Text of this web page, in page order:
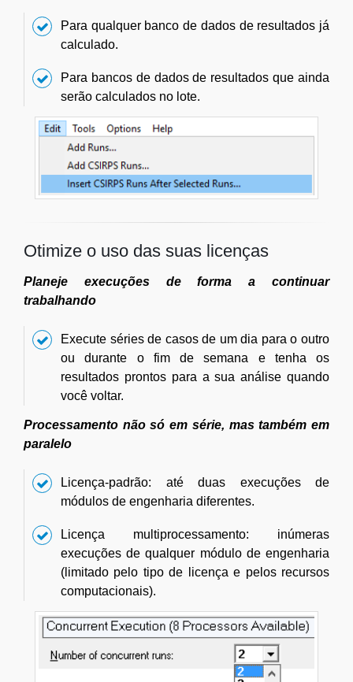
Para qualquer banco de dados de resultados já
calculado.
Para bancos de dados de resultados que ainda
serão calculados no lote.
Otimize o uso das suas licenças
Planeje execuções de forma a continuar
trabalhando
Execute séries de casos de um dia para o outro
ou durante o fim de semana e tenha os
resultados prontos para a sua análise quando
você voltar.
Processamento não só em série, mas também em
paralelo
Licença-padrão: até duas execuções de
módulos de engenharia diferentes.
Licença multiprocessamento: inúmeras
execuções de qualquer módulo de engenharia
(limitado pelo tipo de licença e pelos recursos
computacionais).